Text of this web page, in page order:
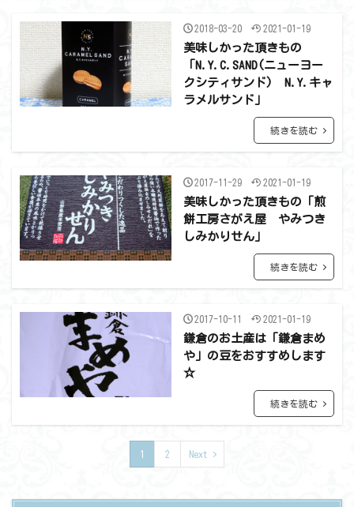
2018-03-20 2021-01-19
美味しかった頂きもの
「N.Y.C.SAND(ニューヨー
クシティサンド) N.Y.キャ
ラメルサンド」
続きを読む
2017-11-29 2021-01-19
美味しかった頂きもの「煎
餅工房さがえ屋 やみつき
しみかりせん」
続きを読む
2017-10-11 2021-01-19
鎌倉のお土産は「鎌倉まめ
や」の豆をおすすめします
☆
続きを読む
1 2 Next